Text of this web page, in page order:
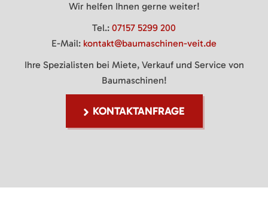
Wir helfen Ihnen gerne weiter!
Tel.: 07157 5299 200
E-Mail: kontakt@baumaschinen-veit.de
Ihre Spezialisten bei Miete, Verkauf und Service von
Baumaschinen!
KONTAKTANFRAGE